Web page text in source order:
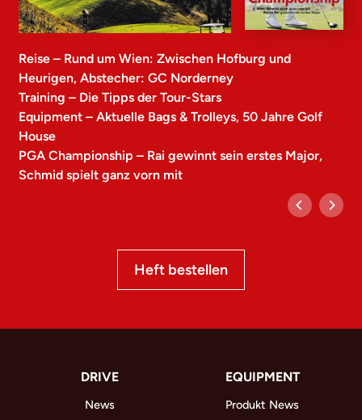
Reise – Rund um Wien: Zwischen Hofburg und
Heurigen, Abstecher: GC Norderney
Training – Die Tipps der Tour-Stars
Equipment – Aktuelle Bags & Trolleys, 50 Jahre Golf
House
PGA Championship – Rai gewinnt sein erstes Major,
Schmid spielt ganz vorn mit
Heft bestellen
DRIVE
News
EQUIPMENT
Produkt News